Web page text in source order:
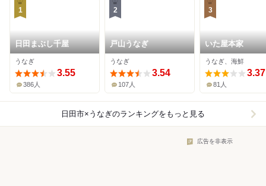
1
日田まぶし千屋
うなぎ
3.55
386人
2
戸山うなぎ
うなぎ
3.54
107人
3
いた屋本家
うなぎ、海鮮
3.37
81人
日田市×うなぎのランキングをもっと見る
広告を非表示